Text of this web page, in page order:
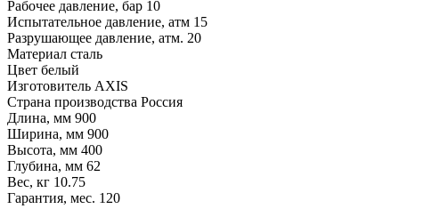
Рабочее давление, бар 10
Испытательное давление, атм 15
Разрушающее давление, атм. 20
Материал сталь
Цвет белый
Изготовитель AXIS
Страна производства Россия
Длина, мм 900
Ширина, мм 900
Высота, мм 400
Глубина, мм 62
Вес, кг 10.75
Гарантия, мес. 120